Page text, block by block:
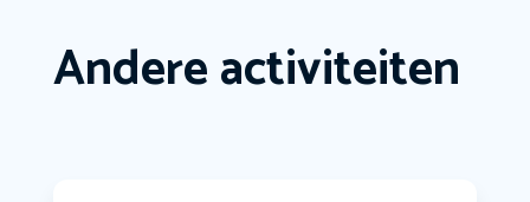
Andere activiteiten